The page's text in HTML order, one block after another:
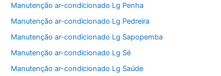
Manutenção ar-condicionado Lg Penha
Manutenção ar-condicionado Lg Pedreira
Manutenção ar-condicionado Lg Sapopemba
Manutenção ar-condicionado Lg Sé
Manutenção ar-condicionado Lg Saúde